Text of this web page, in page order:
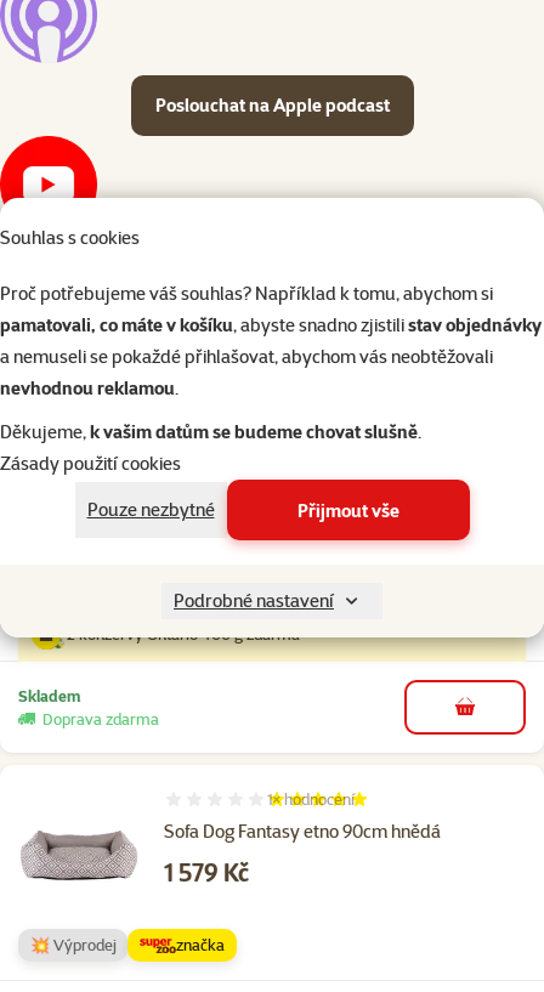
Souhlas s cookies
Proč potřebujeme váš souhlas? Například k tomu, abychom si
pamatovali, co máte v košíku, abyste snadno zjistilistav objednávky
a nemuseli se pokaždé přihlašovat, abychom vás neobtěžovali
nevhodnou reklamou.
Děkujeme,k vašim datům se budeme chovat slušně.
Zásady použití cookies
Pouze nezbytné
Přijmout vše
Podrobné nastavení
Poslouchat na Apple podcast
O epizodě
Ontario Adult Large Beef & Brown Rice 20kg
Původní cena
Cena
1 849 Kč
Cena za 100 g: 9,2 Kč
2 konzervy Ontario 400 g zdarma
Skladem
Doprava zdarma
do košíku
Sofa Dog Fantasy etno 90cm hnědá
Hodnocení 100%, počet hodnocení: 1
1×hodnocení
Cena
1 579 Kč
💥 Výprodej značka